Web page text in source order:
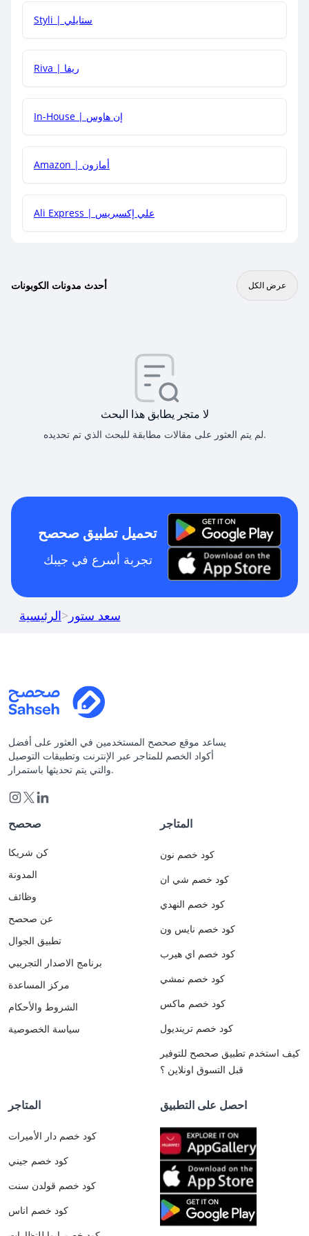
هل يمكنني جمع كود خصم مع العروض الأخرى؟
Styli | ستايلي
Riva | ريفا
In-House | إن هاوس
Amazon | أمازون
Ali Express | علي إكسبريس
أحدث مدونات الكوبونات عرض الكل
لا متجر يطابق هذا البحث
لم يتم العثور على مقالات مطابقة للبحث الذي تم تحديده.
تحميل تطبيق صحصح
تجربة أسرع في جيبك
الرئيسية> سعد ستور
يساعد موقع صحصح المستخدمين في العثور على أفضل
أكواد الخصم للمتاجر عبر الإنترنت وتطبيقات التوصيل
والتي يتم تحديثها باستمرار.
صحصح
كن شريكا
المدونة
وظائف
عن صحصح
تطبيق الجوال
برنامج الاصدار التجريبي
مركز المساعدة
الشروط والأحكام
سياسة الخصوصية
المتاجر
كود خصم نون
كود خصم شي ان
كود خصم النهدي
كود خصم نايس ون
كود خصم اي هيرب
كود خصم نمشي
كود خصم ماكس
كود خصم ترينديول
كيف استخدم تطبيق صحصح للتوفير
قبل التسوق اونلاين ؟
المتاجر
كود خصم دار الأميرات
كود خصم جيني
كود خصم قولدن سنت
كود خصم اناس
احصل على التطبيق